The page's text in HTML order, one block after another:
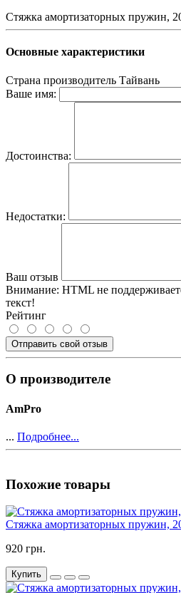
Стяжка амортизаторных пружин,
Основные характеристики
Страна производитель Тайвань
Ваше имя:
Достоинства:
Недостатки:
Ваш отзыв
Внимание: HTML не
текст!
Рейтинг
Отправить свой отзыв
О производителе
AmPro
... Подробнее...
Похожие товары
Стяжка амортизаторных пружин,
920 грн.
Купить